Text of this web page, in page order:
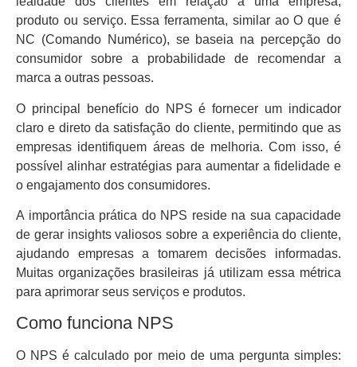
produto ou serviço. Essa ferramenta, similar ao O que é
NC (Comando Numérico), se baseia na percepção do
consumidor sobre a probabilidade de recomendar a
marca a outras pessoas.
O principal benefício do NPS é fornecer um indicador
claro e direto da satisfação do cliente, permitindo que as
empresas identifiquem áreas de melhoria. Com isso, é
possível alinhar estratégias para aumentar a fidelidade e
o engajamento dos consumidores.
A importância prática do NPS reside na sua capacidade
de gerar insights valiosos sobre a experiência do cliente,
ajudando empresas a tomarem decisões informadas.
Muitas organizações brasileiras já utilizam essa métrica
para aprimorar seus serviços e produtos.
Como funciona NPS
O NPS é calculado por meio de uma pergunta simples: